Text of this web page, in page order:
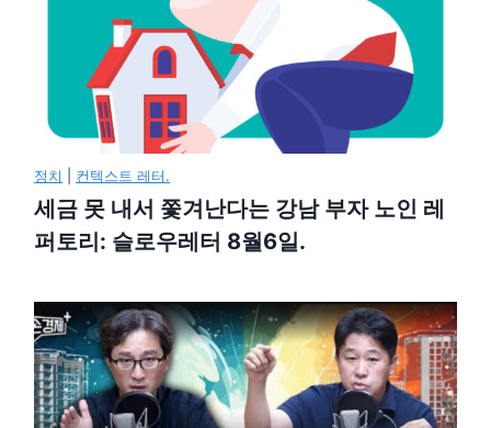
정치 컨텍스트 레터.
세금 못 내서 쫓겨난다는 강남 부자 노인 레
퍼토리: 슬로우레터 8월6일.